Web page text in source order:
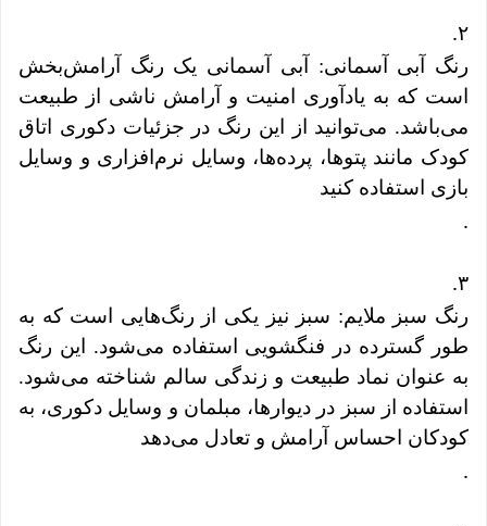
۲.
رنگ آبی آسمانی: آبی آسمانی یک رنگ آرامش‌بخش
است که به یادآوری امنیت و آرامش ناشی از طبیعت
می‌باشد. می‌توانید از این رنگ در جزئیات دکوری اتاق
کودک مانند پتوها، پرده‌ها، وسایل نرم‌افزاری و وسایل
بازی استفاده کنید
.
۳.
رنگ سبز ملایم: سبز نیز یکی از رنگ‌هایی است که به
طور گسترده در فنگشویی استفاده می‌شود. این رنگ
به عنوان نماد طبیعت و زندگی سالم شناخته می‌شود.
استفاده از سبز در دیوارها، مبلمان و وسایل دکوری، به
کودکان احساس آرامش و تعادل می‌دهد
.